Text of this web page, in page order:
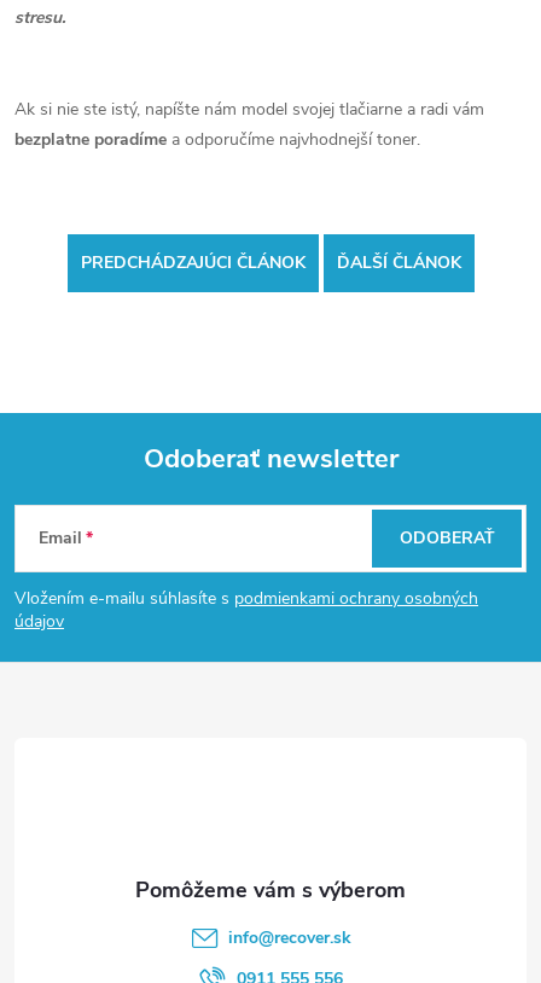
stresu.
Ak si nie ste istý, napíšte nám model svojej tlačiarne a radi vám
bezplatne poradíme a odporučíme najvhodnejší toner.
PREDCHÁDZAJÚCI ČLÁNOK ĎALŠÍ ČLÁNOK
Z
á
p
Odoberať newsletter
Email
Vložením e-mailu súhlasíte s podmienkami ochrany osobných
údajov
ODOBERAŤ
info@recover.sk
0911 555 556